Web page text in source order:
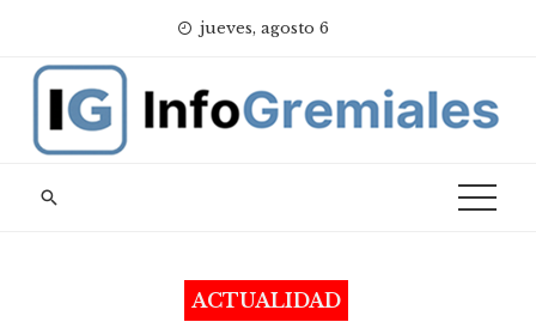
content
jueves, agosto 6
ACTUALIDAD